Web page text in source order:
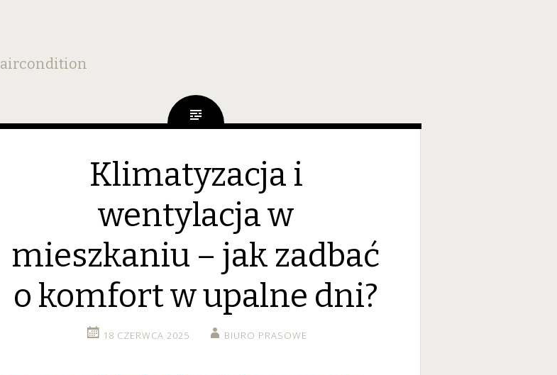
aircondition
Klimatyzacja i
wentylacja w
mieszkaniu – jak zadbać
o komfort w upalne dni?
18 CZERWCA 2025 BIURO PRASOWE